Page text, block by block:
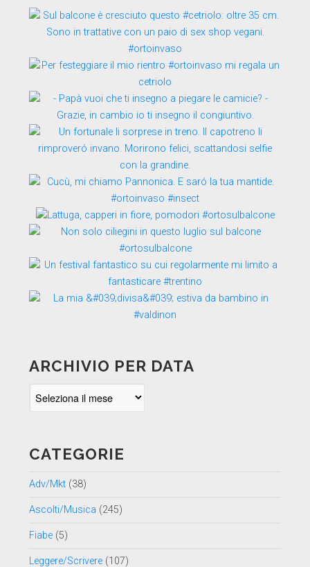
ARCHIVIO PER DATA
CATEGORIE
Adv/Mkt(38)
Ascolti/Musica (245)
Fiabe(5)
Leggere/Scrivere(107)